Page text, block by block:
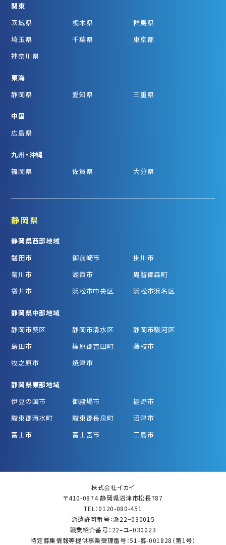
関東
茨城県
栃木県
群馬県
埼玉県
千葉県
東京都
神奈川県
東海
静岡県
愛知県 三重県
中国
広島県
九州・沖縄
福岡県
佐賀県 大分県
静岡県
静岡県西部地域
磐田市
御前崎市
掛川市
菊川市
湖西市
周智郡森町
袋井市
浜松市中央区 浜松市浜名区
静岡県中部地域
静岡市葵区
静岡市清水区
静岡市駿河区
島田市
榛原郡吉田町
藤枝市
牧之原市
焼津市
静岡県東部地域
伊豆の国市
御殿場市
裾野市
駿東郡清水町
駿東郡長泉町
沼津市
富士市
富士宮市 三島市
株式会社イカイ
〒410-0874 静岡県沼津市松長787
TEL：0120-080-451
派遣許可番号：派22−030015
職業紹介番号：22–ユ–030023
特定募集情報等提供事業受理番号：51-募-001828（第1号）